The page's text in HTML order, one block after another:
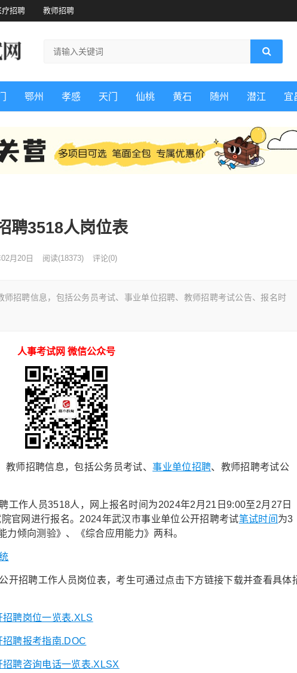
疗招聘 教师招聘
鄂州 孝感 天门 仙桃 黄石 随州 潜江 宜
聘3518人岗位表
月20日 阅读(18373) 评论(0)
师招聘信息，包括公务员考试、事业单位招聘、教师招聘考试公告、报名时
人事考试网 微信公众号
教师招聘信息，包括公务员考试、事业单位招聘、教师招聘考试公
工作人员3518人，网上报名时间为2024年2月21日9:00至2月27日
官网进行报名。2024年武汉市事业单位公开招聘考试笔试时间 为3
倾向测验》、《综合应用能力》两科。
开招聘工作人员岗位表，考生可通过点击下方链接下载并查看具体
聘岗位一览表.XLS
聘报考指南.DOC
聘咨询电话一览表.XLSX